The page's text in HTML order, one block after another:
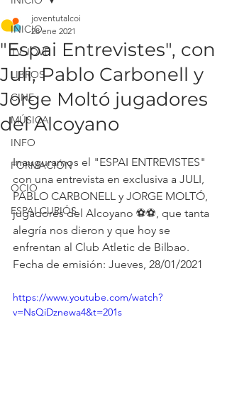
INICIO
TV JOVE
LIBROS
CINE
MÚSICA
INFO
FORMACIÓN
OCIO
ESPAI CURIÓS
"Espai Entrevistes", con
Juli, Pablo Carbonell y
Jorge Moltó jugadores
del Alcoyano
joventutalcoi
28 ene 2021
Inauguramos el "ESPAI ENTREVISTES"
con una entrevista en exclusiva a JULI,
PABLO CARBONELL y JORGE MOLTÓ,
jugadores del Alcoyano ⚽️⚽️, que tanta
alegría nos dieron y que hoy se
enfrentan al Club Atletic de Bilbao.
Fecha de emisión: Jueves, 28/01/2021
https://www.youtube.com/watch?
v=NsQiDznewa4&t=201s